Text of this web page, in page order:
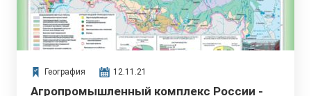
География 12.11.21
Агропромышленный комплекс России -